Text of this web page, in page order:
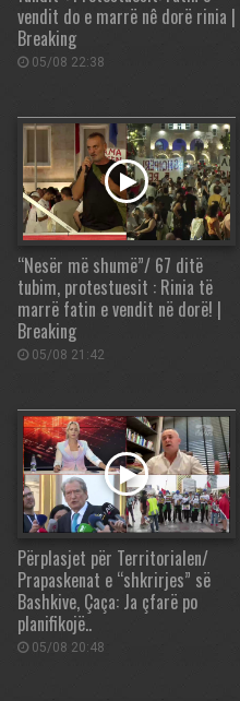
vendit do e marrë nê dorë rinia |
Breaking
05/08 22:38
“Nesër më shumë”/ 67 ditë
tubim, protestuesit : Rinia të
marrë fatin e vendit në dorë! |
Breaking
05/08 21:42
Përplasjet për Territorialen/
Prapaskenat e “shkrirjes” së
Bashkive, Çaça: Ja çfarë po
planifikojë..
05/08 20:48